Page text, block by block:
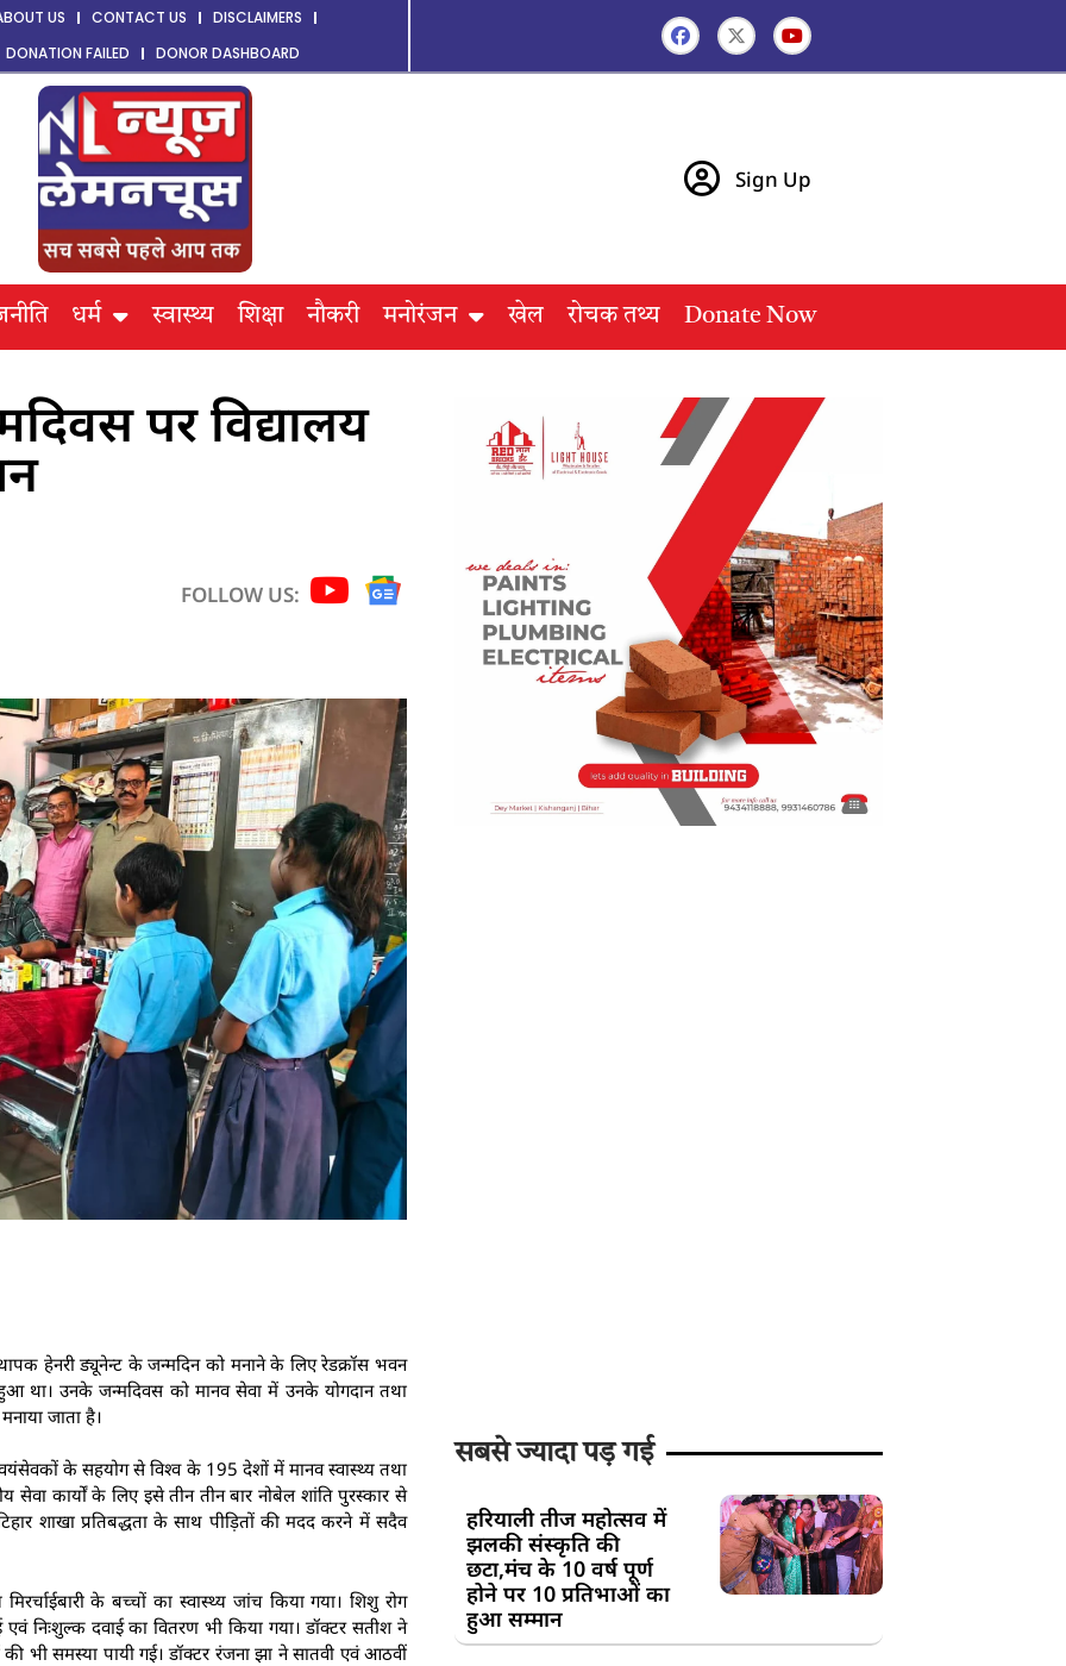
US CONTACT US
DISCLAIMERS
DONATION FAILED DONOR DASHBOARD
Sign Up
धर्म स्वास्थ्य शिक्षा नौकरी मनोरंजन खेल रोचक तथ्य Donate Now
पर विद्यालय
FOLLOW US:
हेनरी ड्यूनेन्ट के जन्मदिन को मनाने के लिए रेडक्रॉस भवन
था। उनके जन्मदिवस को मानव सेवा में उनके योगदान तथा
जाता है।
के सहयोग से विश्व के 195 देशों में मानव स्वास्थ्य तथा
सेवा कार्यों के लिए इसे तीन तीन बार नोबेल शांति पुरस्कार से
शाखा प्रतिबद्धता के साथ पीड़ितों की मदद करने में सदैव
के बच्चों का स्वास्थ्य जांच किया गया। शिशु रोग
निःशुल्क दवाई का वितरण भी किया गया। डॉक्टर सतीश ने
भी समस्या पायी गई। डॉक्टर रंजना झा ने सातवी एवं आठवीं
सबसे ज्यादा पड़ गई
हरियाली तीज महोत्सव में
झलकी संस्कृति की
छटा,मंच के 10 वर्ष पूर्ण
होने पर 10 प्रतिभाओं का
हुआ सम्मान